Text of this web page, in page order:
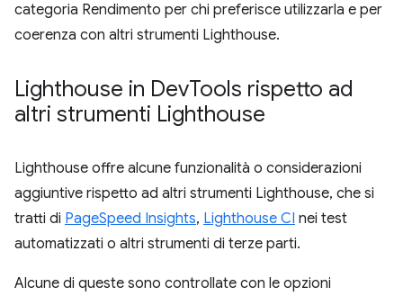
categoria Rendimento per chi preferisce utilizzarla e per
coerenza con altri strumenti Lighthouse.
Lighthouse in DevTools rispetto ad
altri strumenti Lighthouse
Lighthouse offre alcune funzionalità o considerazioni
aggiuntive rispetto ad altri strumenti Lighthouse, che si
tratti di PageSpeed Insights, Lighthouse CI nei test
automatizzati o altri strumenti di terze parti.
Alcune di queste sono controllate con le opzioni